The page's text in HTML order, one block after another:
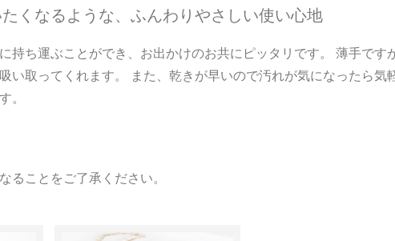
くなるような、ふんわりやさしい使い心地
持ち運ぶことができ、お出かけのお共にピッタリです。 薄手です
い取ってくれます。 また、乾きが早いので汚れが気になったら気
。
ることをご了承ください。